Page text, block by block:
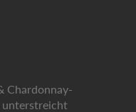
Chardonnay-
unterstreicht